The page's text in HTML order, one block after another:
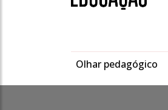
Olhar pedagógico